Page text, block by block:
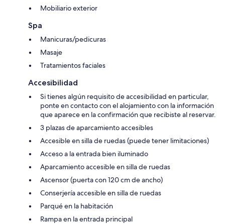
Mobiliario exterior
Spa
Manicuras/pedicuras
Masaje
Tratamientos faciales
Accesibilidad
Si tienes algún requisito de accesibilidad en particular,
ponte en contacto con el alojamiento con la información
que aparece en la confirmación que recibiste al reservar.
3 plazas de aparcamiento accesibles
Accesible en silla de ruedas (puede tener limitaciones)
Acceso a la entrada bien iluminado
Aparcamiento accesible en silla de ruedas
Ascensor (puerta con 120 cm de ancho)
Conserjería accesible en silla de ruedas
Parqué en la habitación
Rampa en la entrada principal